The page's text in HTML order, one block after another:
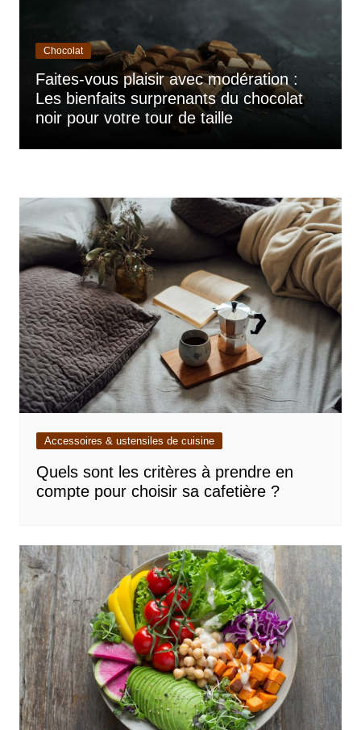
Chocolat
Faites-vous plaisir avec modération :
Les bienfaits surprenants du chocolat
noir pour votre tour de taille
Accessoires & ustensiles de cuisine
Quels sont les critères à prendre en
compte pour choisir sa cafetière ?